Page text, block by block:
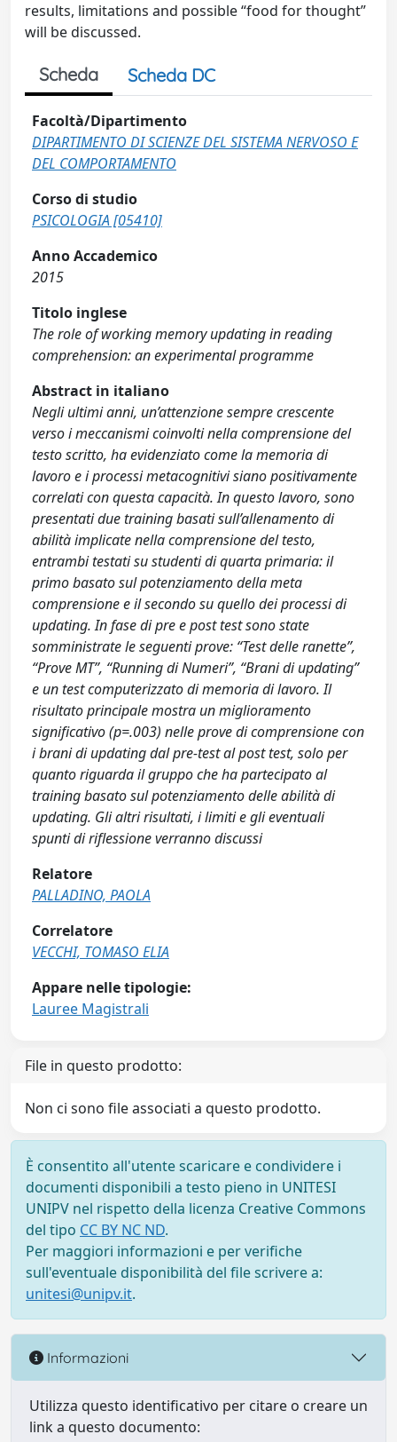
results, limitations and possible “food for thought”
will be discussed.
Scheda Scheda DC
Facoltà/Dipartimento
DIPARTIMENTO DI SCIENZE DEL SISTEMA NERVOSO E
DEL COMPORTAMENTO
Corso di studio
PSICOLOGIA [05410]
Anno Accademico
2015
Titolo inglese
The role of working memory updating in reading
comprehension: an experimental programme
Abstract in italiano
Negli ultimi anni, un’attenzione sempre crescente
verso i meccanismi coinvolti nella comprensione del
testo scritto, ha evidenziato come la memoria di
lavoro e i processi metacognitivi siano positivamente
correlati con questa capacità. In questo lavoro, sono
presentati due training basati sull’allenamento di
abilità implicate nella comprensione del testo,
entrambi testati su studenti di quarta primaria: il
primo basato sul potenziamento della meta
comprensione e il secondo su quello dei processi di
updating. In fase di pre e post test sono state
somministrate le seguenti prove: “Test delle ranette”,
“Prove MT”, “Running di Numeri”, “Brani di updating”
e un test computerizzato di memoria di lavoro. Il
risultato principale mostra un miglioramento
significativo (p=.003) nelle prove di comprensione con
i brani di updating dal pre-test al post test, solo per
quanto riguarda il gruppo che ha partecipato al
training basato sul potenziamento delle abilità di
updating. Gli altri risultati, i limiti e gli eventuali
spunti di riflessione verranno discussi
Relatore
PALLADINO, PAOLA
Correlatore
VECCHI, TOMASO ELIA
Appare nelle tipologie:
Lauree Magistrali
File in questo prodotto:
Non ci sono file associati a questo prodotto.
È consentito all'utente scaricare e condividere i
documenti disponibili a testo pieno in UNITESI
UNIPV nel rispetto della licenza Creative Commons
del tipo CC BY NC ND.
Per maggiori informazioni e per verifiche
sull'eventuale disponibilità del file scrivere a:
unitesi@unipv.it.
Informazioni
Utilizza questo identificativo per citare o creare un
link a questo documento: